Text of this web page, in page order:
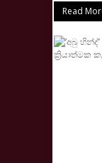
Read